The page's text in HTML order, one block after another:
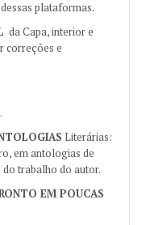
plataformas.
da Capa, interior e
correções e
Literárias:
em antologias de
trabalho do autor.
EM POUCAS